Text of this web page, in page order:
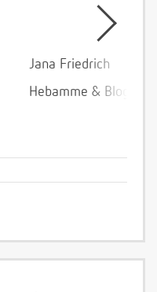
Jana Friedrich
Hebamme &